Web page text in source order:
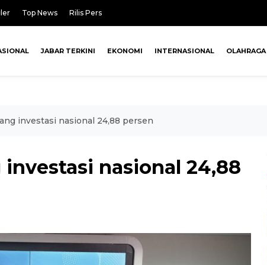
Top News Rilis Pers
JABAR TERKINI EKONOMI INTERNASIONAL OLAHRAGA
investasi nasional 24,88 persen
investasi nasional 24,88